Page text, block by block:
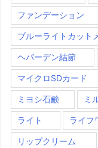
ファンデーション
ブルーライトカット
ヘパーデン結節
マイクロSDカード
ミヨシ石鹸 ミ
ライト ライフ
リップクリーム